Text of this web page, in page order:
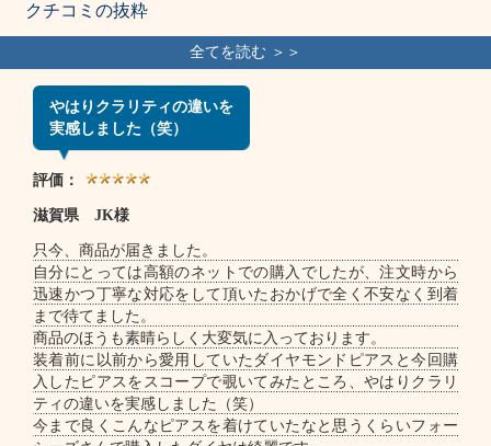
クチコミの抜粋
やはりクラリティの違いを
実感しました（笑）
評価：
滋賀県 JK様
只今、商品が届きました。
自分にとっては高額のネットでの購入でしたが、注文時から
迅速かつ丁寧な対応をして頂いたおかげで全く不安なく到着
まで待てました。
商品のほうも素晴らしく大変気に入っております。
装着前に以前から愛用していたダイヤモンドピアスと今回購
入したピアスをスコープで覗いてみたところ、やはりクラリ
ティの違いを実感しました（笑）
今まで良くこんなピアスを着けていたなと思うくらいフォー